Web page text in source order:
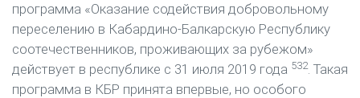
программа «Оказание содействия добровольному
переселению в Кабардино-Балкарскую Республику
соотечественников, проживающих за рубежом»
действует в республике с 31 июля 2019 года 532. Такая
программа в КБР принята впервые, но особого